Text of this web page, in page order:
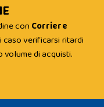
con Corriere
verificarsi ritardi
volume di acquisti.